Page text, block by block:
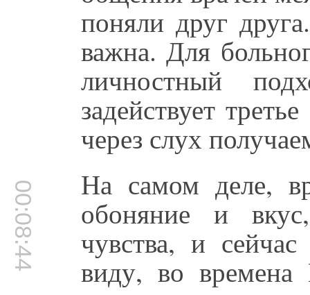
поняли друг
важна. Для
личностный
задействует
через слух
00:08:44 На самом деле,
обоняние и
чувства, и
виду, во